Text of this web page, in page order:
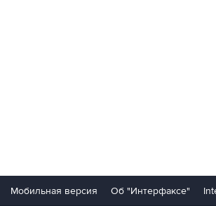
Мобильная версия Об "Интерфаксе"